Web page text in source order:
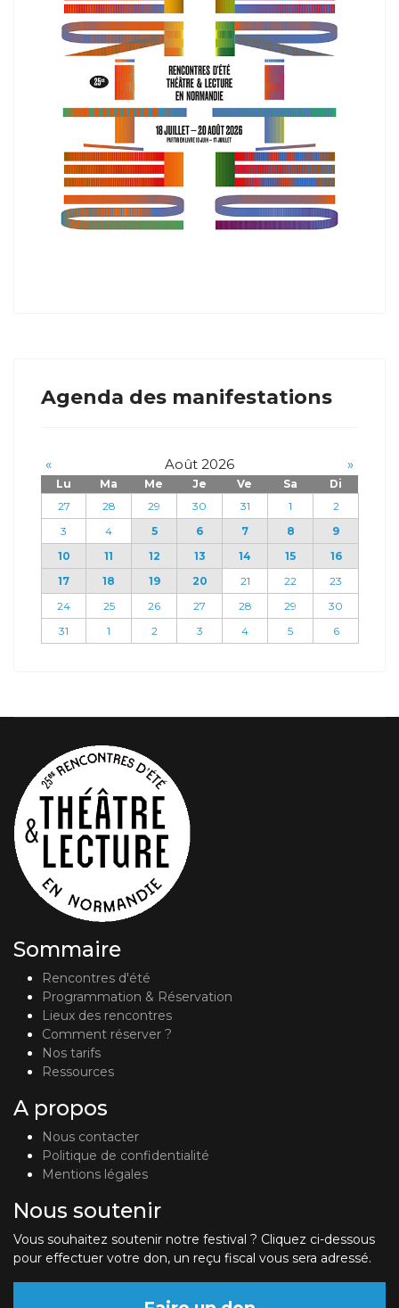
Agenda des manifestations
« Août 2026 »
Lu Ma Me Je Ve Sa
Di
27
28 29 30 31 1
2
3
4 5 6 7 8
9
10
11 12 13 14 15
16
17
18 19 20 21 22
23
24
25 26 27 28 29
30
31
1 2 3 4 5 6
Sommaire
Rencontres d'été
Programmation & Réservation
Lieux des rencontres
Comment réserver ?
Nos tarifs
Ressources
A propos
Nous contacter
Politique de confidentialité
Mentions légales
Nous soutenir
Vous souhaitez soutenir notre festival ? Cliquez ci-dessous
pour effectuer votre don, un reçu fiscal vous sera adressé.